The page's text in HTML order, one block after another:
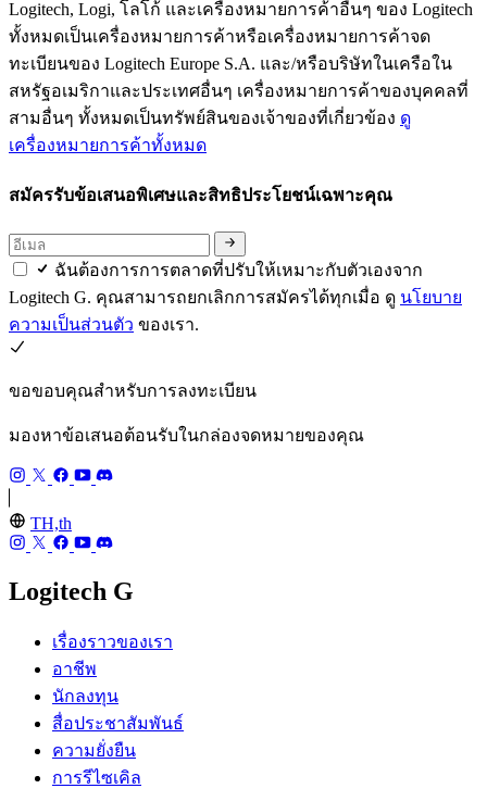
Logitech, Logi, โลโก้ และเครื่องหมายการค้าอื่นๆ ของ Logitech
ทั้งหมดเป็นเครื่องหมายการค้าหรือเครื่องหมายการค้าจด
ทะเบียนของ Logitech Europe S.A. และ/หรือบริษัทในเครือใน
สหรัฐอเมริกาและประเทศอื่นๆ เครื่องหมายการค้าของบุคคลที่
สามอื่นๆ ทั้งหมดเป็นทรัพย์สินของเจ้าของที่เกี่ยวข้อง ดู
เครื่องหมายการค้าทั้งหมด
สมัครรับข้อเสนอพิเศษและสิทธิประโยชน์เฉพาะคุณ
ฉันต้องการการตลาดที่ปรับให้เหมาะกับตัวเองจาก
Logitech G. คุณสามารถยกเลิกการสมัครได้ทุกเมื่อ ดู นโยบาย
ความเป็นส่วนตัว ของเรา.
ขอขอบคุณสำหรับการลงทะเบียน
มองหาข้อเสนอต้อนรับในกล่องจดหมายของคุณ
TH,th
Logitech G
เรื่องราวของเรา
อาชีพ
นักลงทุน
สื่อประชาสัมพันธ์
ความยั่งยืน
การรีไซเคิล